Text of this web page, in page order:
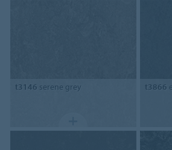
t3146 serene grey t3866